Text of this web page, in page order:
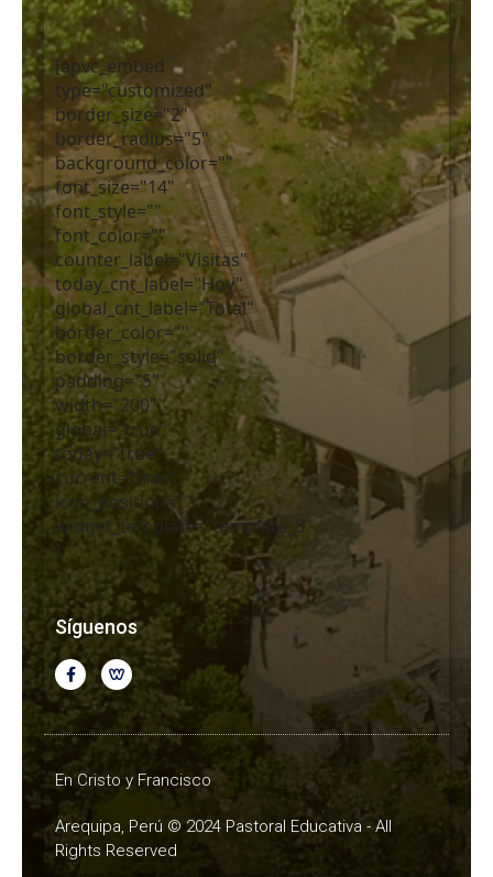
[apvc_embed
type="customized"
border_size="2"
border_radius="5"
background_color=""
font_size="14"
font_style=""
font_color=""
counter_label="Visitas"
today_cnt_label="Hoy"
global_cnt_label="Total"
border_color=""
border_style="solid"
padding="5"
width="200"
global="true"
today="true"
current="true"
icon_position=""
widget_template="template_3"
]
Síguenos
En Cristo y Francisco
Arequipa, Perú © 2024 Pastoral Educativa - All
Rights Reserved